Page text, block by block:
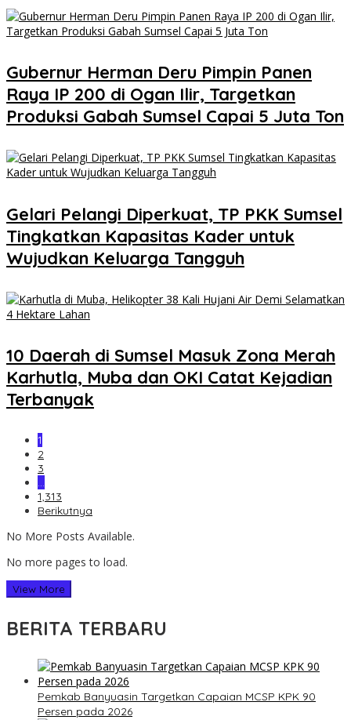
Gubernur Herman Deru Pimpin Panen
Raya IP 200 di Ogan Ilir, Targetkan
Produksi Gabah Sumsel Capai 5 Juta Ton
Gelari Pelangi Diperkuat, TP PKK Sumsel
Tingkatkan Kapasitas Kader untuk
Wujudkan Keluarga Tangguh
10 Daerah di Sumsel Masuk Zona Merah
Karhutla, Muba dan OKI Catat Kejadian
Terbanyak
1
2
3
…
1,313
Berikutnya
No More Posts Available.
No more pages to load.
View More
BERITA TERBARU
Pemkab Banyuasin Targetkan Capaian MCSP KPK 90
Persen pada 2026